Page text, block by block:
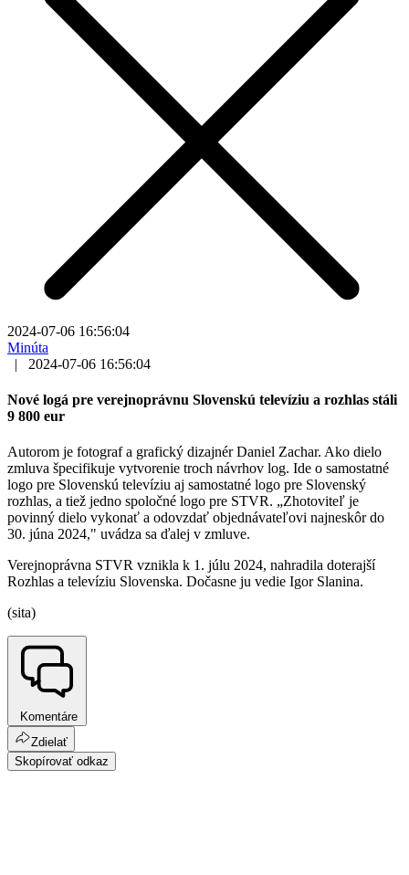
2024-07-06 16:56:04
Minúta
|
2024-07-06 16:56:04
Nové logá pre verejnoprávnu Slovenskú televíziu a rozhlas stáli
9 800 eur
Autorom je fotograf a grafický dizajnér Daniel Zachar. Ako dielo
zmluva špecifikuje vytvorenie troch návrhov log. Ide o samostatné
logo pre Slovenskú televíziu aj samostatné logo pre Slovenský
rozhlas, a tiež jedno spoločné logo pre STVR. „Zhotoviteľ je
povinný dielo vykonať a odovzdať objednávateľovi najneskôr do
30. júna 2024," uvádza sa ďalej v zmluve.
Verejnoprávna STVR vznikla k 1. júlu 2024, nahradila doterajší
Rozhlas a televíziu Slovenska. Dočasne ju vedie Igor Slanina.
(sita)
Komentáre
Zdielať
Skopírovať odkaz